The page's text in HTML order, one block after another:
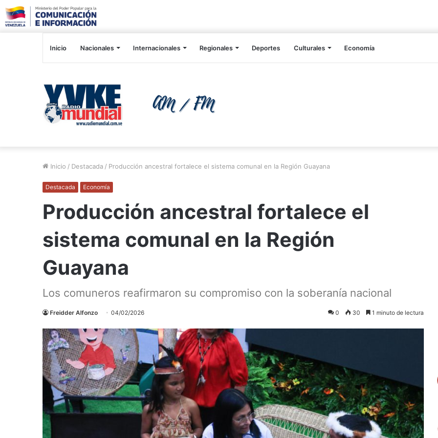
Inicio Nacionales Internacionales Regionales Deportes Culturales Economía
Inicio / Destacada / Producción ancestral fortalece el sistema comunal en la Región Guayana
Destacada Economía
Producción ancestral fortalece el
sistema comunal en la Región
Guayana
Los comuneros reafirmaron su compromiso con la soberanía nacional
Freidder Alfonzo 04/02/2026 0 30 1 minuto de lectura